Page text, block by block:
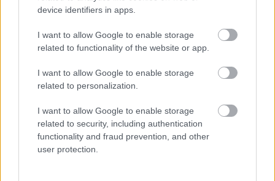
device identifiers in apps.
I want to allow Google to enable storage
related to functionality of the website or app.
I want to allow Google to enable storage
related to personalization.
I want to allow Google to enable storage
related to security, including authentication
functionality and fraud prevention, and other
user protection.
táncházat ezen a hétvégén a Csoóri Sándor
Alap támogatásának köszönhetően. Az
osztrák fővárosban: Bécsben, a felvidéki
Komáromban, az erdélyi Nagybányán és
Tiszapéterfalván, a délvidéki Lendván,
Szabadkán és Eszéken a magyar népzene
Rozsdamaró Zenekar, valamint a Kokas
Banda húzza majd a talpalávalót az
eseménysorozat részeként megrendezendő